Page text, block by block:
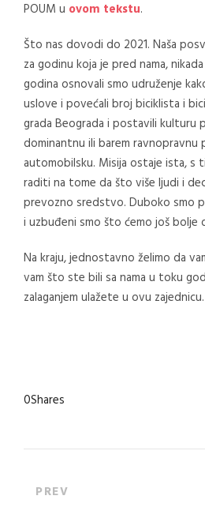
POUM u ovom tekstu.
Što nas dovodi do 2021. Naša
za godinu koja je pred nama,
godina osnovali smo udruženje
uslove i povećali broj biciklista i
grada Beograda i postavili kulturu
dominantnu ili barem ravnopravnu
automobilsku. Misija ostaje ista, s
raditi na tome da što više ljudi i
prevozno sredstvo. Duboko smo
i uzbuđeni smo što ćemo još
Na kraju, jednostavno želimo da
vam što ste bili sa nama u toku
zalaganjem ulažete u ovu zajednicu.
0Shares
PREV